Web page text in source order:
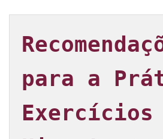
para a
Exercícios